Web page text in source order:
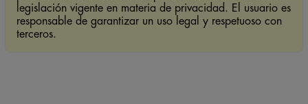
legislación vigente en materia de privacidad. El usuario es
responsable de garantizar un uso legal y respetuoso con
terceros.